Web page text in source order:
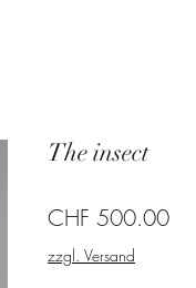
The insect
CHF 500.00Preis
zzgl. Versand